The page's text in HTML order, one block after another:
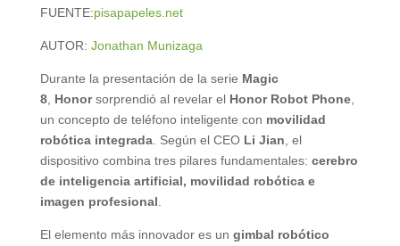
FUENTE:pisapapeles.net
AUTOR: Jonathan Munizaga
Durante la presentación de la serie Magic
8, Honorsorprendió al revelar el Honor Robot Phone,
un concepto de teléfono inteligente con movilidad
robótica integrada. Según el CEO Li Jian , el
dispositivo combina tres pilares fundamentales: cerebro
de inteligencia artificial, movilidad robótica e
imagen profesional
El elemento más innovador es un gimbal robótico